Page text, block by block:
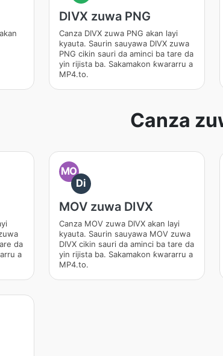
DIVX zuwa PNG
Canza DIVX zuwa PNG akan layi
kyauta. Saurin sauyawa DIVX zuwa
PNG cikin sauri da aminci ba tare da
yin rijista ba. Sakamakon ƙwararru a
MP4.to.
Canza
da
a
MO
Di
MOV zuwa DIVX
Canza MOV zuwa DIVX akan layi
kyauta. Saurin sauyawa MOV zuwa
DIVX cikin sauri da aminci ba tare da
yin rijista ba. Sakamakon ƙwararru a
MP4.to.